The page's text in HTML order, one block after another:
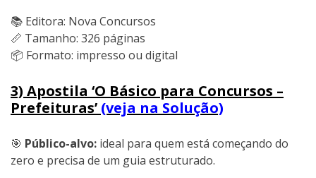
📚 Editora: Nova Concursos
📏 Tamanho: 326 páginas
📦 Formato: impresso ou digital
3) Apostila ‘O Básico para Concursos –
Prefeituras’ (veja na Solução)
🎯 Público-alvo: ideal para quem está começando do
zero e precisa de um guia estruturado.